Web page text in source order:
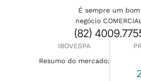
É sempre um bom
negócio COMERCIAL
(82)
IBOVESPA
Resumo do mercado: